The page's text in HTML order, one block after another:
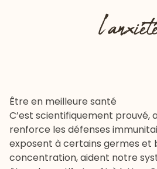
Être en meilleure santé
C’est scientifiquement prouvé,
renforce les défenses
exposent à certains germes et
concentration, aident notre